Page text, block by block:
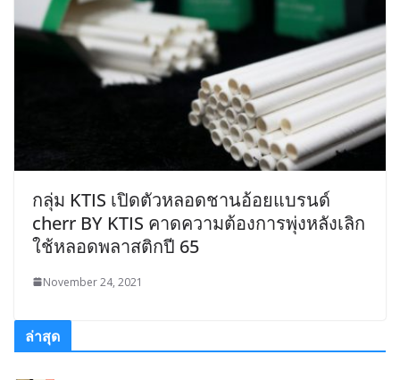
กลุ่ม KTIS เปิดตัวหลอดชานอ้อยแบรนด์
cherr BY KTIS คาดความต้องการพุ่งหลังเลิก
ใช้หลอดพลาสติกปี 65
November 24, 2021
ล่าสุด